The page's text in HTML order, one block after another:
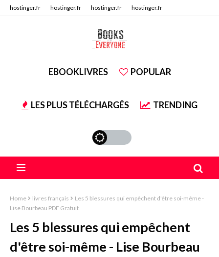
hostinger.fr hostinger.fr hostinger.fr hostinger.fr
EBOOKLIVRES POPULAR
LES PLUS TÉLÉCHARGÉS TRENDING
Home livres français
Les 5 blessures qui empêchent d'être soi-même -
Lise Bourbeau PDF Gratuit
Les 5 blessures qui empêchent
d'être soi-même - Lise Bourbeau